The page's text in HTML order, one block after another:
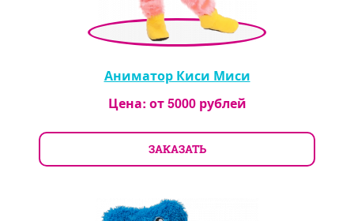
Аниматор Киси Миси
Цена: от5000рублей
ЗАКАЗАТЬ